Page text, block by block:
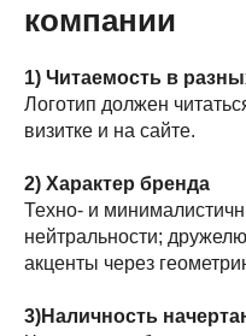
компании
1) Читаемость в
Логотип должен
визитке и на сайте.
2) Характер бренда
Техно- и
нейтральности;
акценты через
3)Наличность